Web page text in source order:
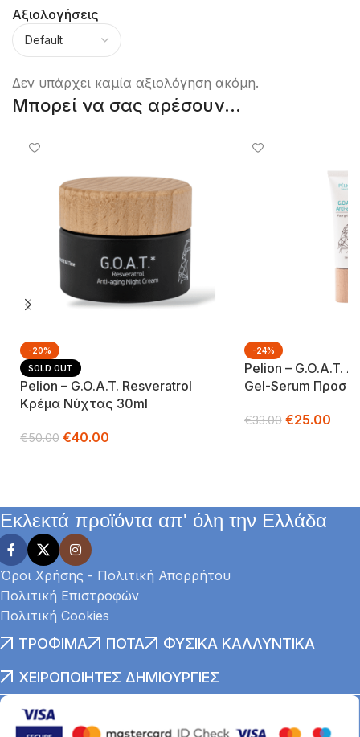
Αξιολογήσεις
Δεν υπάρχει καμία αξιολόγηση ακόμη.
Μπορεί να σας αρέσουν...
-20%
SOLD OUT
Pelion – G.o.a.t. Resveratrol
Κρέμα Νύχτας 30ml
€50.00 €40.00
-24%
Pelion – G.o.a.t.
Gel-Serum
€33.00 €25.00
Εκλεκτά προϊόντα απ' όλη την Ελλάδα
Όροι Χρήσης - Πολιτική Απορρήτου
Πολιτική Επιστροφών
Πολιτική Cookies
ΤΡΌΦΙΜΑ ΠΟΤΆ
ΦΥΣΙΚΆ ΚΑΛΛΥΝΤΙΚΆ
ΧΕΙΡΟΠΟΊΗΤΕΣ ΔΗΜΙΟΥΡΓΊΕΣ